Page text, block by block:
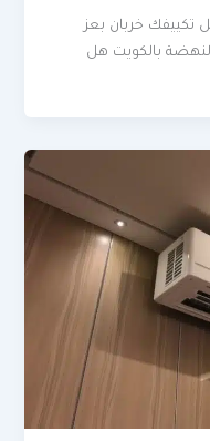
تكييفك خربان بعز
بالكويت هل